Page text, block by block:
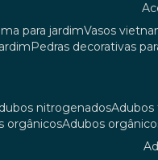
para jardim vasos
pedras decorativas
adubos nitrogenados
orgânicos adubos